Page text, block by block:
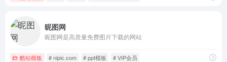
昵图网
昵图网是高质量免费图片下载的网站
酷站模板 # nipic.com # ppt模板 # VIP会员